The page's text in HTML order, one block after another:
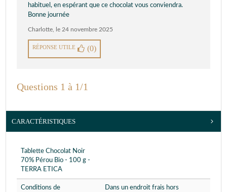
habituel, en espérant que ce chocolat vous conviendra.
Bonne journée
Charlotte, le 24 novembre 2025
RÉPONSE UTILE (0)
Questions 1 à 1/1
CARACTÉRISTIQUES
Tablette Chocolat Noir
70% Pérou Bio - 100 g -
TERRA ETICA
Conditions de
Dans un endroit frais hors